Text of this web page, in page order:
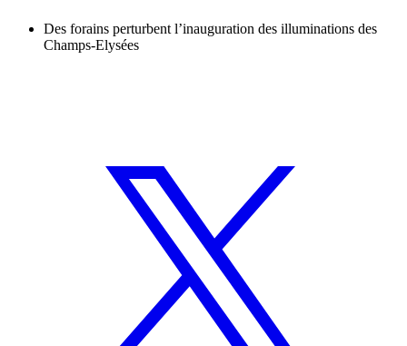
Des forains perturbent l’inauguration des illuminations des
Champs-Elysées